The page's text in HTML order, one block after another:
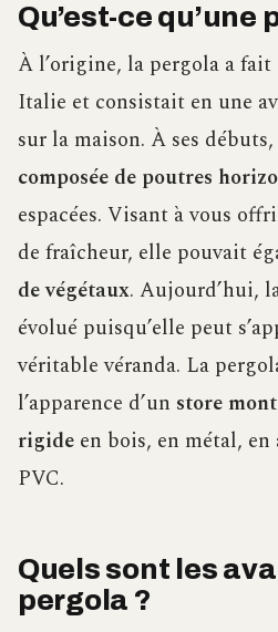
Qu’est-ce qu’une
À l’origine, la pergola a
Italie et consistait en une
sur la maison. À ses
composée de poutres
espacées. Visant à vous
de fraîcheur, elle pouvait
de végétaux. Aujourd’hui,
évolué puisqu’elle peut
véritable véranda. La
l’apparence d’un store
rigide en bois, en métal,
PVC.
Quels sont les
pergola ?